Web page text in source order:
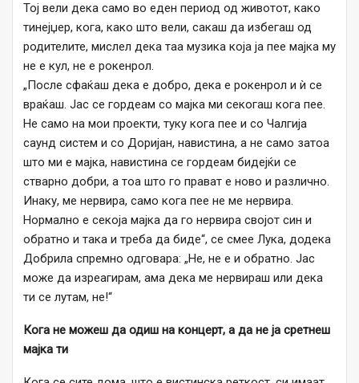
Тој вели дека само во еден период од животот, како
тинејџер, кога, како што вели, сакаш да избегаш од
родителите, мислел дека таа музика која ја пее мајка му
не е кул, не е рокенрол.
„После сфаќаш дека е добро, дека е рокенрол и ѝ се
враќаш. Јас се гордеам со мајка ми секогаш кога пее.
Не само на мои проекти, туку кога пее и со Чалгија
саунд систем и со Доријан, навистина, а не само затоа
што ми е мајка, навистина се гордеам бидејќи се
стварно добри, а тоа што го прават е ново и различно.
Инаку, ме нервира, само кога пее не ме нервира.
Нормално е секоја мајка да го нервира својот син и
обратно и така и треба да биде“, се смее Лука, додека
Добрила спремно одговара: „Не, не е и обратно. Јас
може да изреагирам, ама дека ме нервираш или дека
ти се лутам, не!“
Кога не можеш да одиш на концерт, а да не ја сретнеш
мајка ти